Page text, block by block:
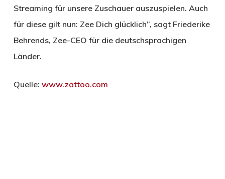
Streaming für unsere Zuschauer auszuspielen. Auch
für diese gilt nun: Zee Dich glücklich”, sagt Friederike
Behrends, Zee-CEO für die deutschsprachigen
Länder.
Quelle: www.zattoo.com